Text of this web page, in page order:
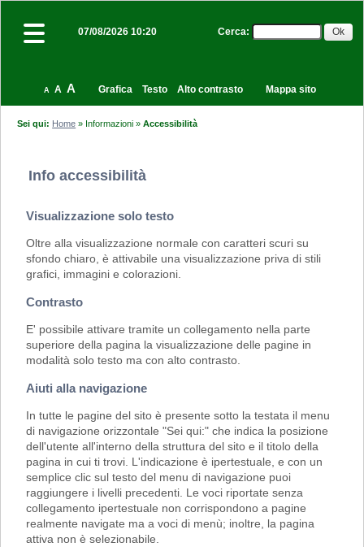
07/08/2026 10:20 Cerca:
A A A Grafica Testo Alto contrasto Mappa sito
Sei qui: Home » Informazioni »Accessibilità
Info accessibilità
Visualizzazione solo testo
Oltre alla visualizzazione normale con caratteri scuri su
sfondo chiaro, è attivabile una visualizzazione priva di stili
grafici, immagini e colorazioni.
Contrasto
E' possibile attivare tramite un collegamento nella parte
superiore della pagina la visualizzazione delle pagine in
modalità solo testo ma con alto contrasto.
Aiuti alla navigazione
In tutte le pagine del sito è presente sotto la testata il menu
di navigazione orizzontale "Sei qui:" che indica la posizione
dell'utente all'interno della struttura del sito e il titolo della
pagina in cui ti trovi. L'indicazione è ipertestuale, e con un
semplice clic sul testo del menu di navigazione puoi
raggiungere i livelli precedenti. Le voci riportate senza
collegamento ipertestuale non corrispondono a pagine
realmente navigate ma a voci di menù; inoltre, la pagina
attiva non è selezionabile.